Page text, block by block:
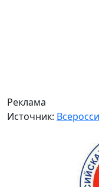
Реклама
Источник: